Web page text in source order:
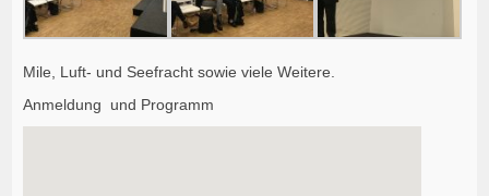
Mile, Luft- und Seefracht sowie viele Weitere.
Anmeldung und Programm